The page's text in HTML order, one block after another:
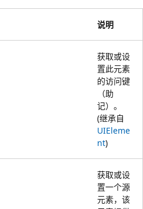
说明
获取或设
置此元素
的访问键
（助
记）。
(继承自
UIEleme
nt)
获取或设
置一个源
元素，该